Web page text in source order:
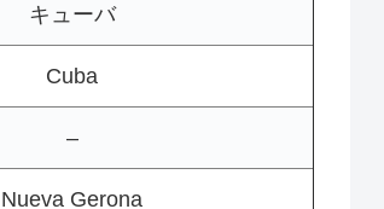
キューバ
Cuba
–
Nueva Gerona